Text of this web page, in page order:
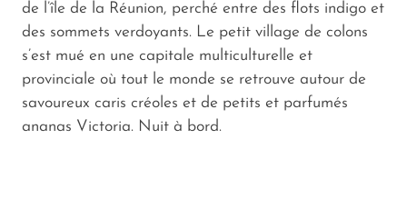
de l’île de la Réunion, perché entre des flots indigo et
des sommets verdoyants. Le petit village de colons
s’est mué en une capitale multiculturelle et
provinciale où tout le monde se retrouve autour de
savoureux caris créoles et de petits et parfumés
ananas Victoria. Nuit à bord.